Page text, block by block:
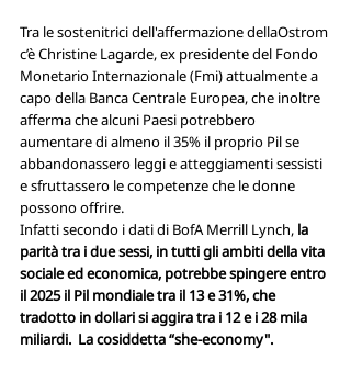
Tra le sostenitrici dell'affermazione dellaOstrom
c’è Christine Lagarde, ex presidente del Fondo
Monetario Internazionale (Fmi) attualmente a
capo della Banca Centrale Europea, che inoltre
afferma che alcuni Paesi potrebbero
aumentare di almeno il 35% il proprio Pil se
abbandonassero leggi e atteggiamenti sessisti
e sfruttassero le competenze che le donne
possono offrire.
Infatti secondo i dati di BofA Merrill Lynch, la
parità tra i due sessi, in tutti gli ambiti della vita
sociale ed economica, potrebbe spingere entro
il 2025 il Pil mondiale tra il 13 e 31%, che
tradotto in dollari si aggira tra i 12 e i 28 mila
miliardi.  La cosiddetta “she-economy".